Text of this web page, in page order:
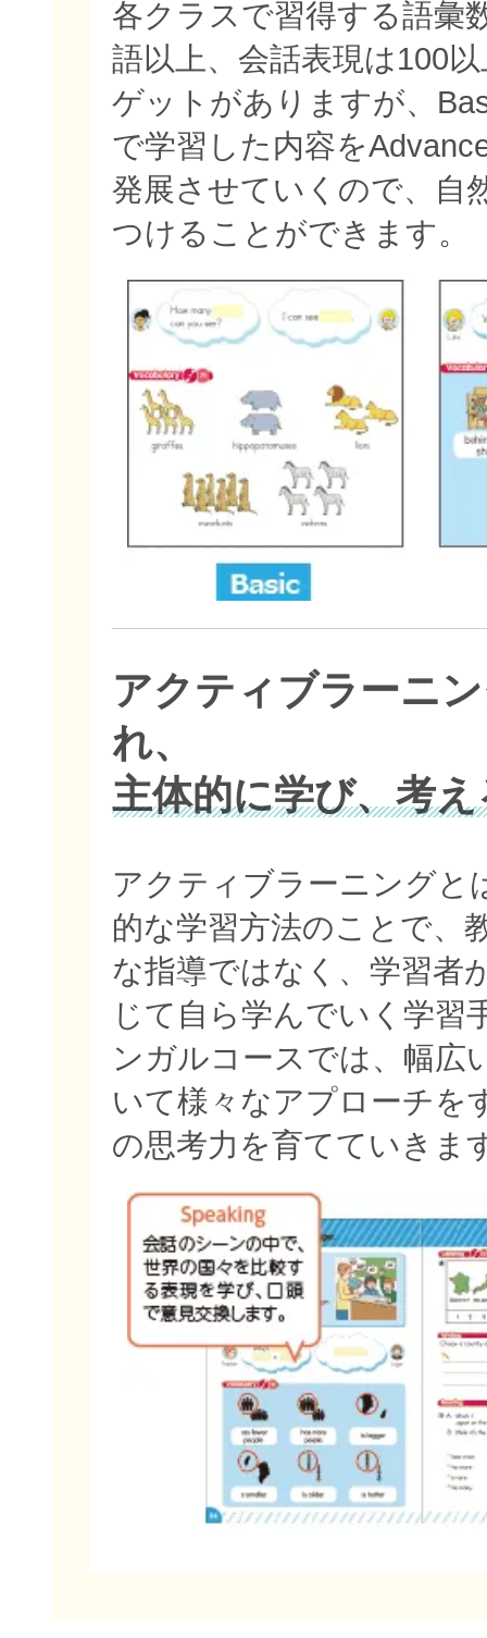
各クラスで習得する語彙
語以上、会話表現は100
ゲットがありますが、
で学習した内容を
発展させていくので、自
つけることができます。
アクティブラーニ
れ、
主体的に学び、考
アクティブラーニングと
的な学習方法のことで、
な指導ではなく、学習者
じて自ら学んでいく学習
ンガルコースでは、幅広
いて様々なアプローチを
の思考力を育てていきま